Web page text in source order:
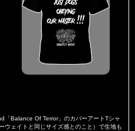
Balance Of Terror」のカバーアートTシャ
ウェイトと同じサイズ感とのこと）で生地も